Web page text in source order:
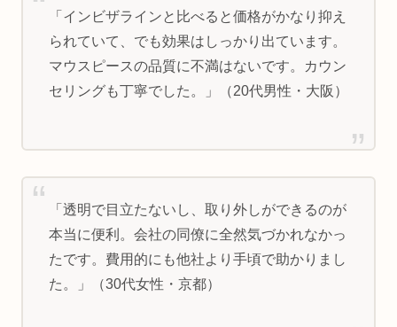
「インビザラインと比べると価格がかなり抑え
られていて、でも効果はしっかり出ています。
マウスピースの品質に不満はないです。カウン
セリングも丁寧でした。」（20代男性・大阪）
「透明で目立たないし、取り外しができるのが
本当に便利。会社の同僚に全然気づかれなかっ
たです。費用的にも他社より手頃で助かりまし
た。」（30代女性・京都）